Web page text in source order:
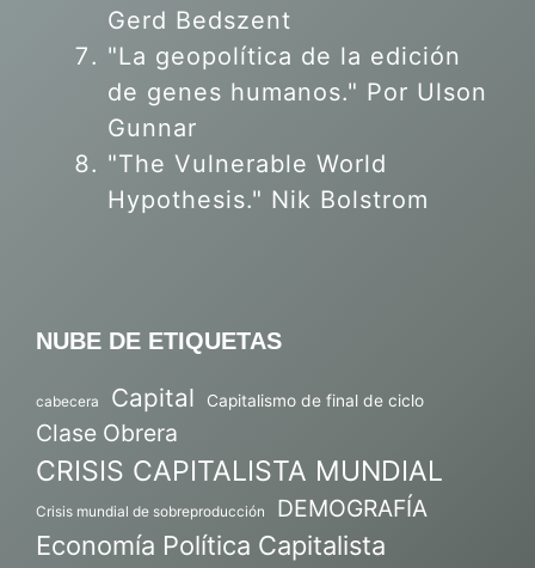
Gerd Bedszent
"La geopolítica de la edición
de genes humanos." Por Ulson
Gunnar
"The Vulnerable World
Hypothesis." Nik Bolstrom
NUBE DE ETIQUETAS
cabecera Capital Capitalismo de final de ciclo
Clase Obrera
CRISIS CAPITALISTA MUNDIAL
Crisis mundial de sobreproducción DEMOGRAFÍA
Economía Política Capitalista